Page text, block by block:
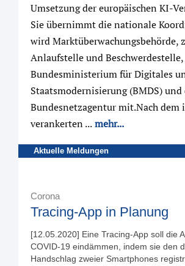
Umsetzung der europäischen KI-
Sie übernimmt die nationale
wird Marktüberwachungsbehörde,
Anlaufstelle und
Bundesministerium für Digitales
Staatsmodernisierung (BMDS) und
Bundesnetzagentur mit.Nach dem
verankerten ...mehr...
Aktuelle Meldungen
Corona
Tracing-App in Planung
[12.05.2020] Eine Tracing-App soll die
COVID-19 eindämmen, indem sie den
Handschlag zweier Smartphones